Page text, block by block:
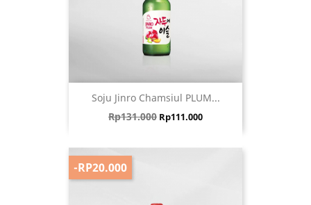
Soju Jinro Chamsiul PLUM...
Harga biasa
Rp131.000 Harga
Rp111.000
-RP20.000